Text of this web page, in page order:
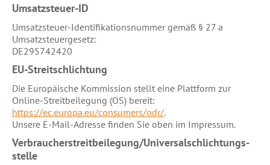
Umsatzsteuer-ID
Umsatzsteuer-Identifikationsnummer gemäß § 27 a
Umsatzsteuergesetz:
DE295742420
EU-Streitschlichtung
Die Europäische Kommission stellt eine Plattform zur
Online-Streitbeilegung (OS) bereit:
https://ec.europa.eu/consumers/odr/.
Unsere E-Mail-Adresse finden Sie oben im Impressum.
Verbraucher­streit­beilegung/Universal­schlichtungs­
stelle